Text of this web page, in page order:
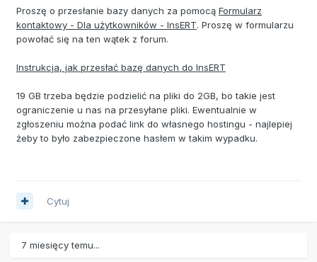
Proszę o przesłanie bazy danych za pomocą Formularz
kontaktowy - Dla użytkowników - InsERT. Proszę w formularzu
powołać się na ten wątek z forum.
Instrukcja, jak przesłać bazę danych do InsERT
19 GB trzeba będzie podzielić na pliki do 2GB, bo takie jest
ograniczenie u nas na przesyłane pliki. Ewentualnie w
zgłoszeniu można podać link do własnego hostingu - najlepiej
żeby to było zabezpieczone hasłem w takim wypadku.
Cytuj
7 miesięcy temu...